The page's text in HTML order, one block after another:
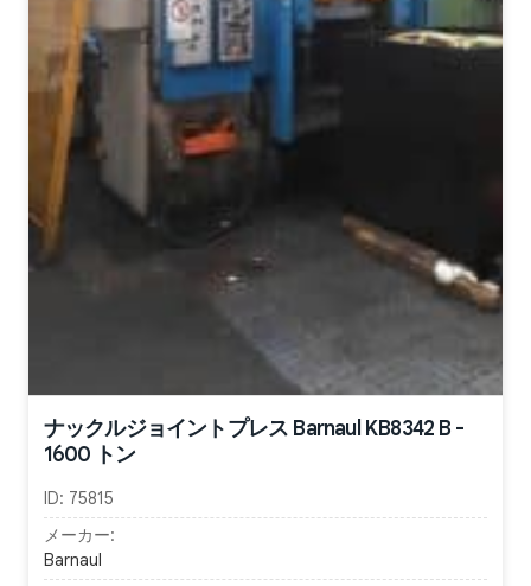
ナックルジョイントプレス Barnaul KB8342 B -
1600 トン
ID: 75815
メーカー:
Barnaul